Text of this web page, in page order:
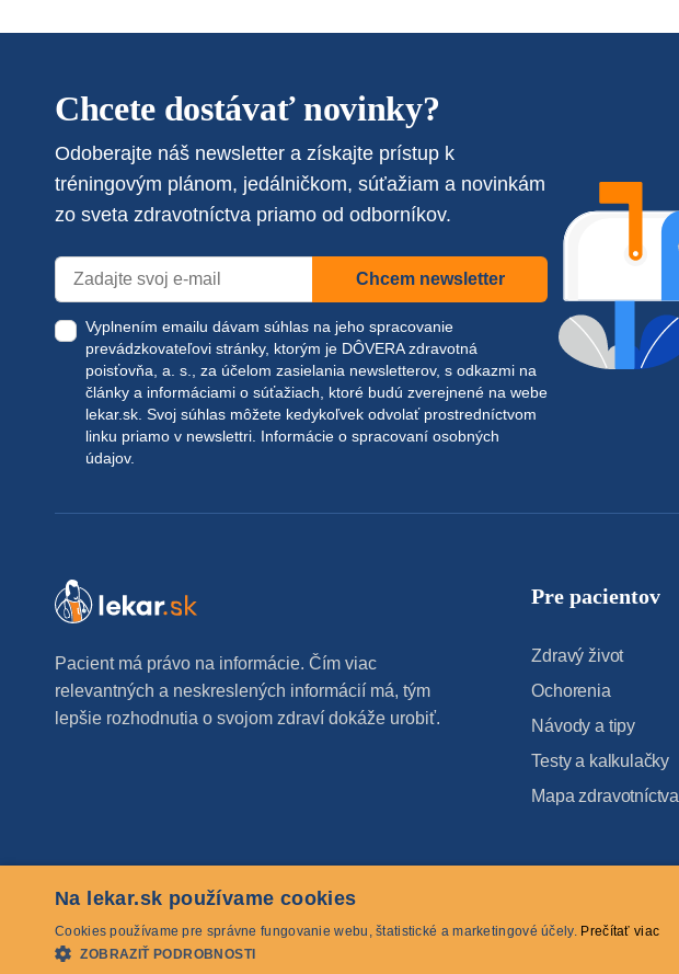
Chcete dostávať novinky?
Odoberajte náš newsletter a získajte prístup k
tréningovým plánom, jedálničkom, súťažiam a novinkám
zo sveta zdravotníctva priamo od odborníkov.
Chcem newsletter
Vyplnením emailu dávam súhlas na jeho spracovanie
prevádzkovateľovi stránky, ktorým je DÔVERA zdravotná
poisťovňa, a. s., za účelom zasielania newsletterov, s odkazmi na
články a informáciami o súťažiach, ktoré budú zverejnené na webe
lekar.sk . Svoj súhlas môžete kedykoľvek odvolať prostredníctvom
linku priamo v newslettri. Informácie o spracovaní osobných
údajov.
Pacient má právo na informácie. Čím viac
relevantných a neskreslených informácií má, tým
lepšie rozhodnutia o svojom zdraví dokáže urobiť.
Pre pacientov
Zdravý život
Ochorenia
Návody a tipy
Testy a kalkulačky
Mapa zdravotníctva
© 2026 lekar.sk Všetky práva vyhradené
Na lekar.sk používame cookies
Cookies používame pre správne fungovanie webu, štatistické a marketingové účely. Prečítať viac
ZOBRAZIŤ PODROBNOSTI